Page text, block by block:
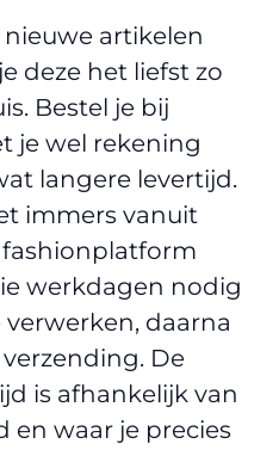
artikelen
deze het liefst zo
Bestel je bij
je wel rekening
langere levertijd.
immers vanuit
werkdagen nodig
daarna
De
is afhankelijk van
en waar je precies